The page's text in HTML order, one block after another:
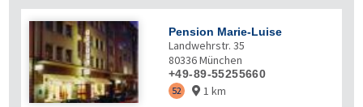
Pension Marie-Luise
Landwehrstr. 35
80336München
+49-89-55255660
52  1 km